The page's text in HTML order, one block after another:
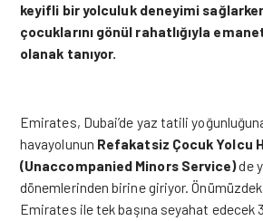
keyifli bir yolculuk deneyimi
çocuklarını gönül rahatlığıyla
olanak tanıyor.
Emirates, Dubai’de yaz tatili
havayolunun Refakatsiz Çocuk Yolcu
(Unaccompanied Minors Service)de
dönemlerinden birine giriyor.
Emirates ile tek başına seyahat edecek